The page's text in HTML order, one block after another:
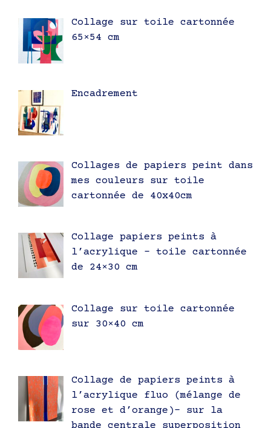
Collage sur toile cartonnée
65×54 cm
Encadrement
Collages de papiers peint dans
mes couleurs sur toile
cartonnée de 40x40cm
Collage papiers peints à
l’acrylique – toile cartonnée
de 24×30 cm
Collage sur toile cartonnée
sur 30×40 cm
Collage de papiers peints à
l’acrylique fluo (mélange de
rose et d’orange)- sur la